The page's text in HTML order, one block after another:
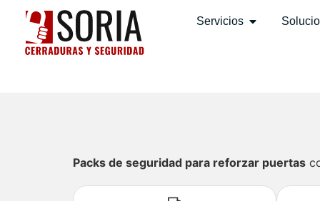
Servicios
Packs de seguridad para reforzar puertas